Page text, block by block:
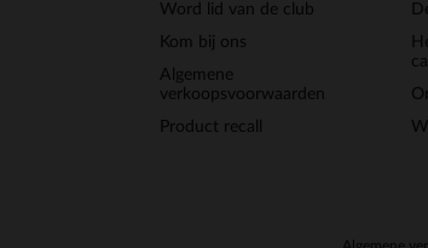
Word lid van de club
Kom bij ons
Algemene
verkoopsvoorwaarden
Product recall